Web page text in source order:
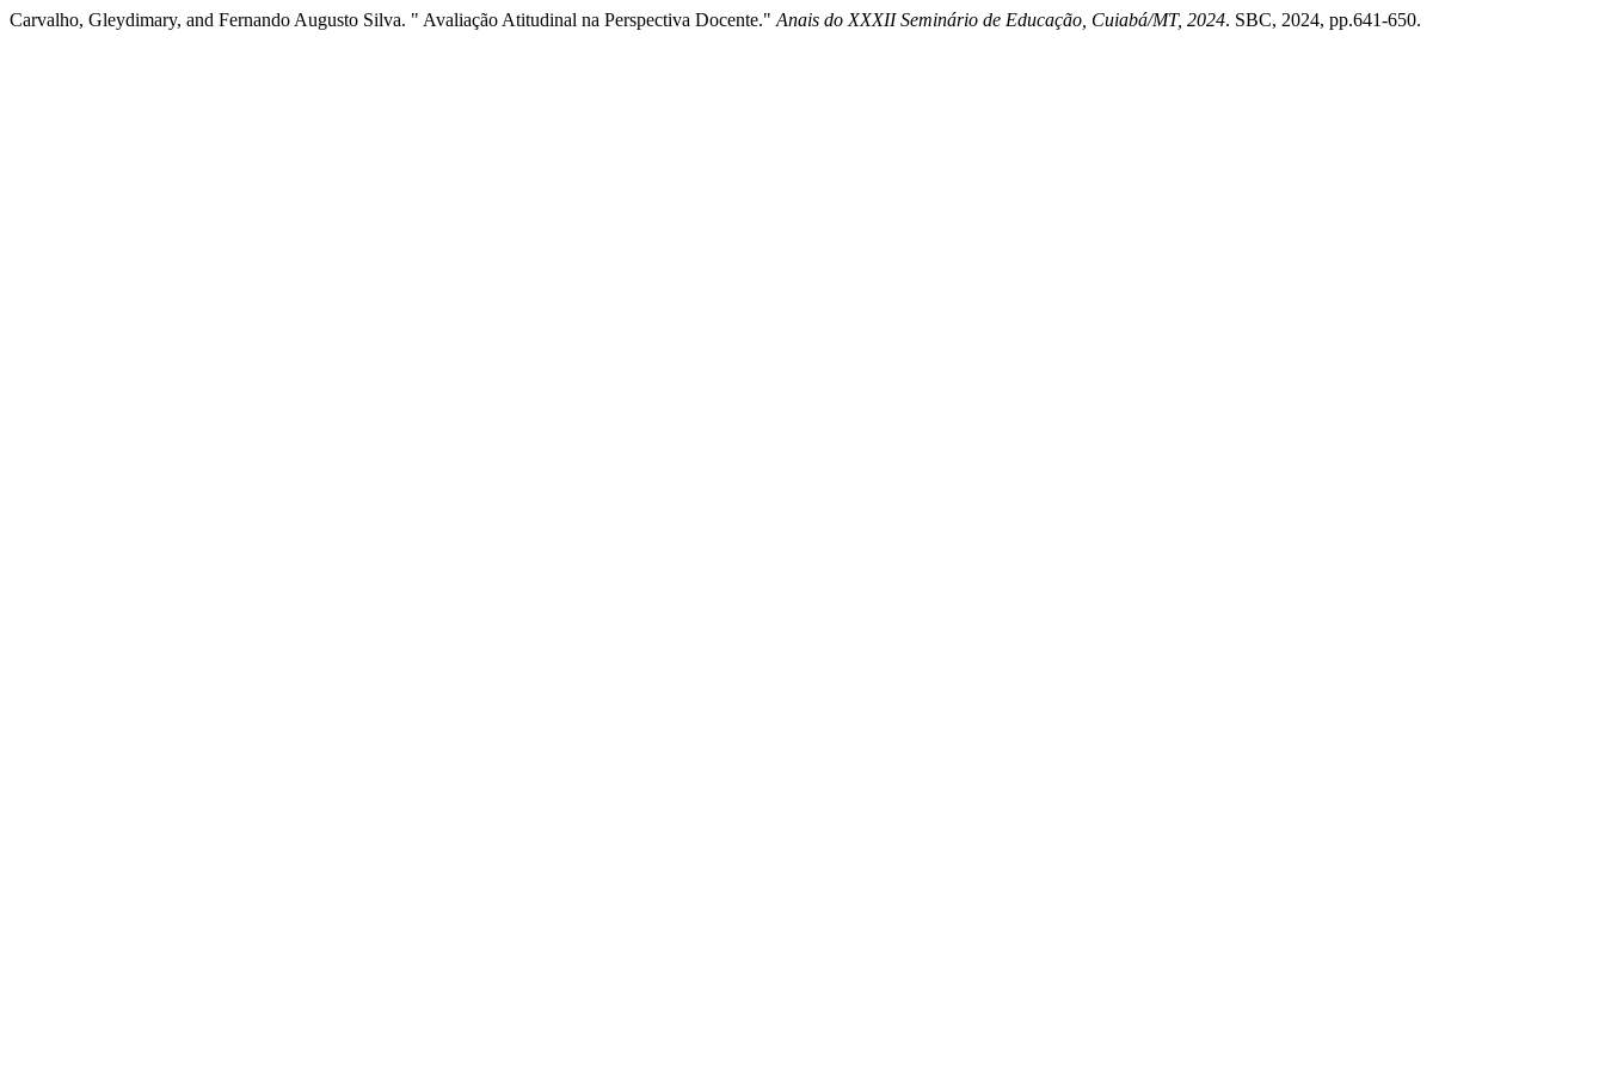
Carvalho, Gleydimary, and Fernando Augusto Silva. " Avaliação Atitudinal na Perspectiva Docente." Anais do XXXII Seminário de Educação, Cuiabá/MT, 2024. SBC, 2024, pp.641-650.